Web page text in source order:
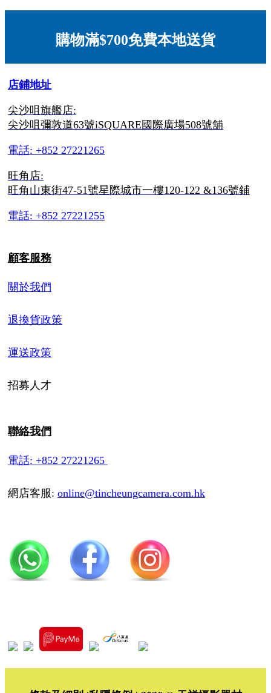
購物滿$700免費本地送貨
店鋪地址
尖沙咀旗艦店:
尖沙咀彌敦道63號iSQUARE國際廣場508號舖
電話: +852 27221265
旺角店:
旺角山東街47-51號星際城市一樓120-122 &136號鋪
電話: +852 27221255
顧客服務
關於我們
退換貨政策
運送政策
招募人才
聯絡我們
電話: +852 27221265
網店客服: online@tincheungcamera.com.hk